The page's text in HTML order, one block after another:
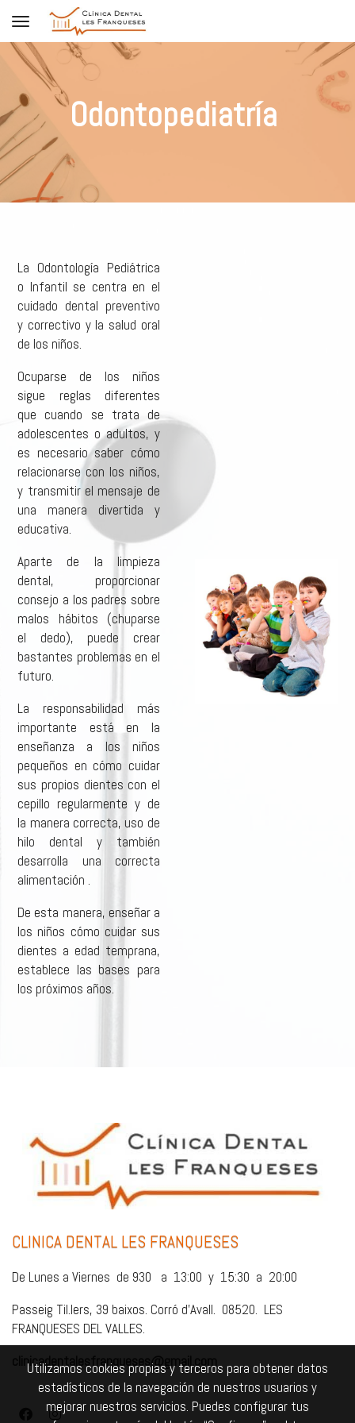
Toggle navigation
Odontopediatría
La Odontología Pediátrica
o Infantil se centra en el
cuidado dental preventivo
y correctivo y la salud oral
de los niños.
Ocuparse de los niños
sigue reglas diferentes
que cuando se trata de
adolescentes o adultos, y
es necesario saber cómo
relacionarse con los niños,
y transmitir el mensaje de
una manera divertida y
educativa.
Aparte de la limpieza
dental, proporcionar
consejo a los padres sobre
malos hábitos (chuparse
el dedo), puede crear
bastantes problemas en el
futuro.
La responsabilidad más
importante está en la
enseñanza a los niños
pequeños en cómo cuidar
sus propios dientes con el
cepillo regularmente y de
la manera correcta, uso de
hilo dental y también
desarrolla una correcta
alimentación .
De esta manera, enseñar a
los niños cómo cuidar sus
dientes a edad temprana,
establece las bases para
los próximos años.
CLINICA DENTAL LES FRANQUESES
De Lunes a Viernes de 930 a 13:00 y 15:30 a 20:00
Passeig Til.lers, 39 baixos. Corró d'Avall. 08520. LES
FRANQUESES DEL VALLES.
clinicadentalesfranqueses@gmail.com
Utilizamos cookies propias y terceros para obtener datos
estadísticos de la navegación de nuestros usuarios y
mejorar nuestros servicios. Puedes configurar tus